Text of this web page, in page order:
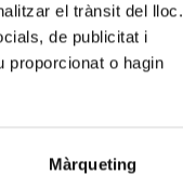
el trànsit del lloc.
de publicitat i
proporcionat o hagin
Màrqueting